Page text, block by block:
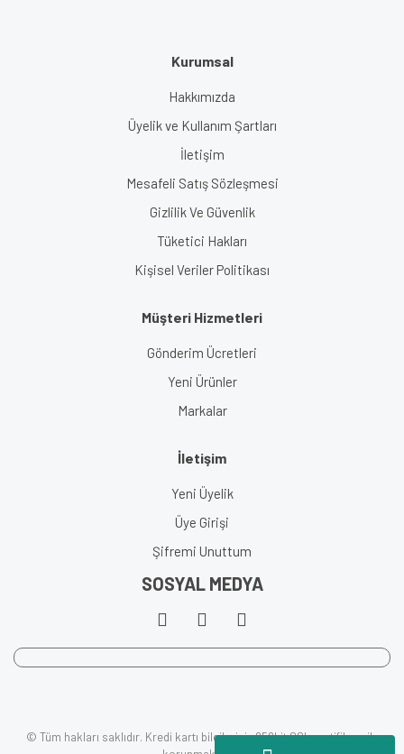
Kurumsal
Hakkımızda
Üyelik ve Kullanım Şartları
İletişim
Mesafeli Satış Sözleşmesi
Gizlilik Ve Güvenlik
Tüketici Hakları
Kişisel Veriler Politikası
Müşteri Hizmetleri
Gönderim Ücretleri
Yeni Ürünler
Markalar
İletişim
Yeni Üyelik
Üye Girişi
Şifremi Unuttum
SOSYAL MEDYA
© Tüm hakları saklıdır. Kredi kartı bilgileriniz 256bit SSL sertifikası ile